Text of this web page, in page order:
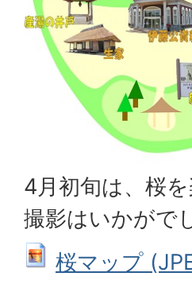
4月初旬は、桜
撮影はいかがで
桜マップ